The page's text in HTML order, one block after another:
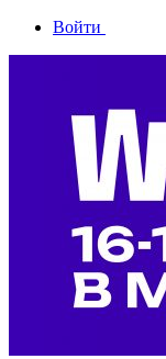
Войти